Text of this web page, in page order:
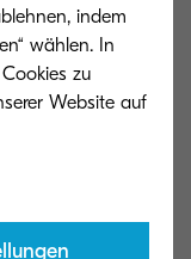
indem
wählen. In
zu
Website auf